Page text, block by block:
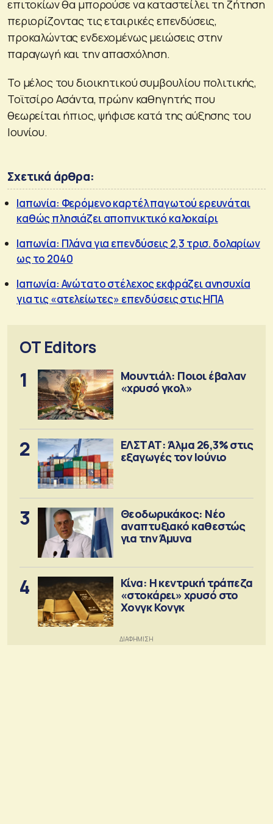
επιτοκίων θα μπορούσε να καταστείλει τη ζήτηση
περιορίζοντας τις εταιρικές επενδύσεις,
προκαλώντας ενδεχομένως μειώσεις στην
παραγωγή και την απασχόληση.
Το μέλος του διοικητικού συμβουλίου πολιτικής,
Τοϊτσίρο Ασάντα, πρώην καθηγητής που
θεωρείται ήπιος, ψήφισε κατά της αύξησης του
Ιουνίου.
Σχετικά άρθρα:
Ιαπωνία: Φερόμενο καρτέλ παγωτού ερευνάται
καθώς πλησιάζει αποπνικτικό καλοκαίρι
Ιαπωνία: Πλάνα για επενδύσεις 2,3 τρισ. δολαρίων
ως το 2040
Ιαπωνία: Ανώτατο στέλεχος εκφράζει ανησυχία
για τις «ατελείωτες» επενδύσεις στις ΗΠΑ
OT Editors
1
Μουντιάλ: Ποιοι έβαλαν
«χρυσό γκολ»
2
ΕΛΣΤΑΤ: Άλμα 26,3% στις
εξαγωγές τον Ιούνιο
3
Θεοδωρικάκος: Νέο
αναπτυξιακό καθεστώς
για την Άμυνα
4
Κίνα: Η κεντρική τράπεζα
«στοκάρει» χρυσό στο
Χονγκ Κονγκ